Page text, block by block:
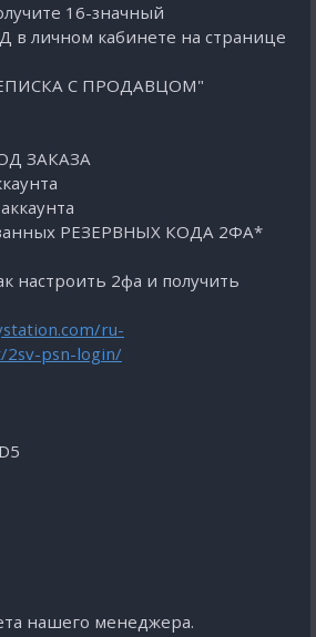
16-значный
личном кабинете на странице
С ПРОДАВЦОМ"
ЗАКАЗА
РЕЗЕРВНЫХ КОДА 2ФА*
2фа и получить
ru-
2sv-psn-login/
нашего менеджера.